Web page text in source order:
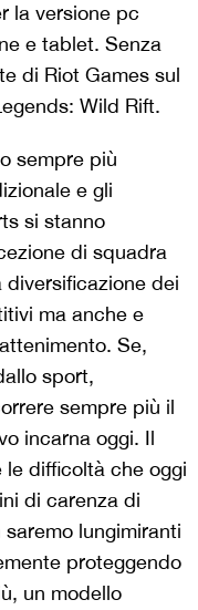
la versione pc
e tablet. Senza
di Riot Games sul
Wild Rift.
sempre più
e gli
si stanno
di squadra
dei
ma anche e
Se,
sport,
sempre più il
incarna oggi. Il
difficoltà che oggi
di carenza di
lungimiranti
proteggendo
un modello